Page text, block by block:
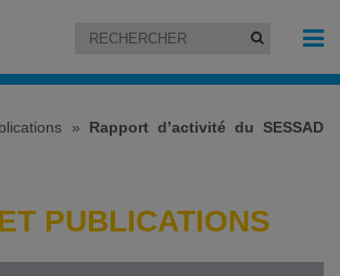
» Rapport d’activité du SESSAD
PUBLICATIONS